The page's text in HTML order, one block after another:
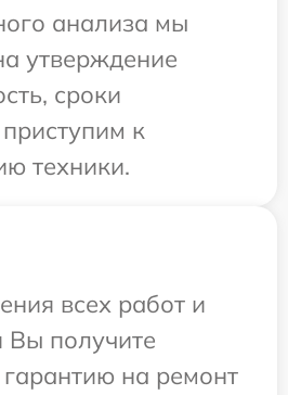
анализа мы
утверждение
сроки
к
техники.
всех работ и
Вы получите
на ремонт